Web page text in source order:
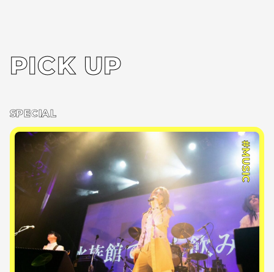
PICK UP
SPECIAL
#MUSIC